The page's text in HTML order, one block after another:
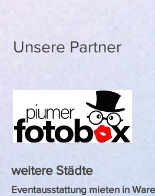
Unsere Partner
weitere Städte
Eventausstattung mieten in